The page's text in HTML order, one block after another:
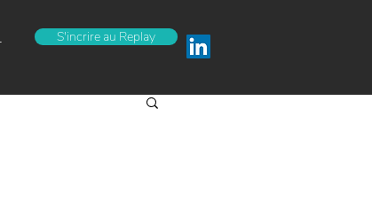
S'incrire au Replay